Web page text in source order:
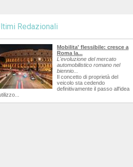
Redazionali
Mobilita' flessibile: cresce a
Roma la...
L'evoluzione del mercato
automobilistico romano nel
biennio...
Il concetto di proprietà del
veicolo sta cedendo
definitivamente il passo all'idea